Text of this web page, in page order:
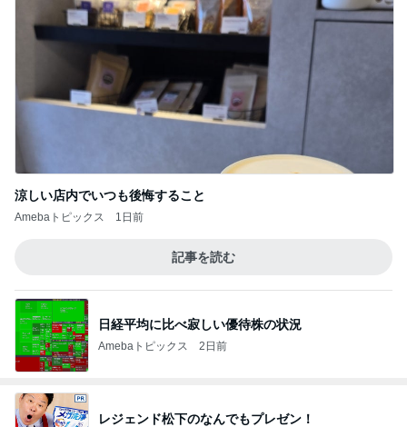
涼しい店内でいつも後悔すること
Amebaトピックス 1日前
記事を読む
日経平均に比べ寂しい優待株の状況
Amebaトピックス 2日前
レジェンド松下のなんでもプレゼン！